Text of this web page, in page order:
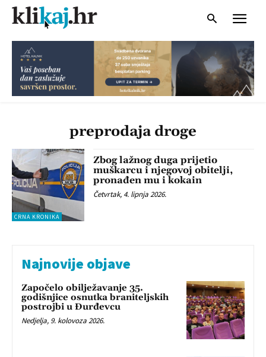
preprodaja droge
CRNA KRONIKA
Zbog lažnog duga prijetio
muškarcu i njegovoj obitelji,
pronađen mu i kokain
Četvrtak, 4. lipnja 2026.
Najnovije objave
Započelo obilježavanje 35.
godišnjice osnutka braniteljskih
postrojbi u Đurđevcu
Nedjelja, 9. kolovoza 2026.